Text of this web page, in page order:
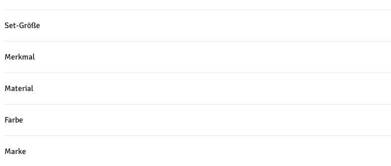
Set-Größe
Merkmal
Material
Farbe
Marke